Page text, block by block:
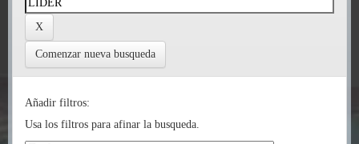
Comenzar nueva busqueda
Añadir filtros:
Usa los filtros para afinar la busqueda.